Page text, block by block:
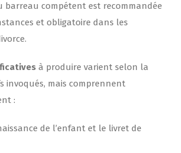
barreau compétent est recommandée
et obligatoire dans les
à produire varient selon la
invoqués, mais comprennent
:
de l’enfant et le livret de